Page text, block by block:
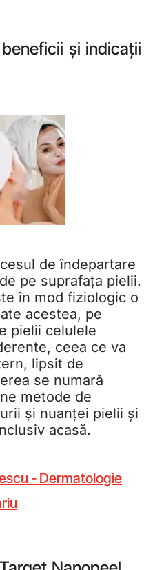
și indicații
de îndepartare
pe suprafața pielii.
în mod fiziologic o
acestea, pe
pielii celulele
ceea ce va
lipsit de
se numară
metode de
și nuanței pielii și
acasă.
- Dermatologie